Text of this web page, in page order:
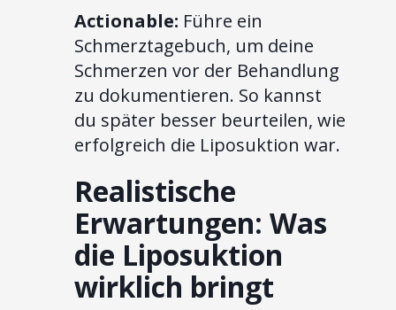
Actionable: Führe ein
Schmerztagebuch, um deine
Schmerzen vor der Behandlung
zu dokumentieren. So kannst
du später besser beurteilen, wie
erfolgreich die Liposuktion war.
Realistische
Erwartungen: Was
die Liposuktion
wirklich bringt